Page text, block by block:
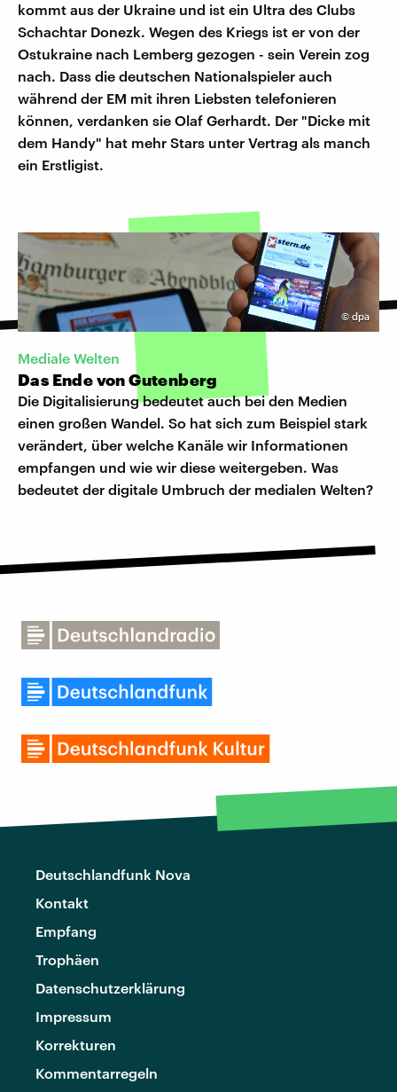
kommt aus der Ukraine und ist ein Ultra des Clubs
Schachtar Donezk. Wegen des Kriegs ist er von der
Ostukraine nach Lemberg gezogen - sein Verein zog
nach. Dass die deutschen Nationalspieler auch
während der EM mit ihren Liebsten telefonieren
können, verdanken sie Olaf Gerhardt. Der "Dicke mit
dem Handy" hat mehr Stars unter Vertrag als manch
ein Erstligist.
© dpa
Mediale Welten
Das Ende von Gutenberg
Die Digitalisierung bedeutet auch bei den Medien
einen großen Wandel. So hat sich zum Beispiel stark
verändert, über welche Kanäle wir Informationen
empfangen und wie wir diese weitergeben. Was
bedeutet der digitale Umbruch der medialen Welten?
Deutschlandfunk Nova
Kontakt
Empfang
Trophäen
Datenschutzerklärung
Impressum
Korrekturen
Kommentarregeln